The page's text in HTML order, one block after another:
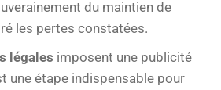
du maintien de
les pertes constatées.
légales imposent une publicité
une étape indispensable pour